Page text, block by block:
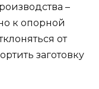
–
к опорной
от
заготовку